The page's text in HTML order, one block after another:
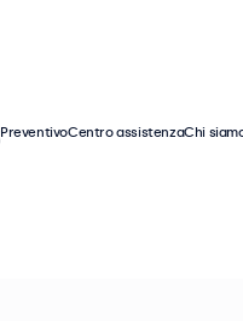
PreventivoCentro assistenzaChi